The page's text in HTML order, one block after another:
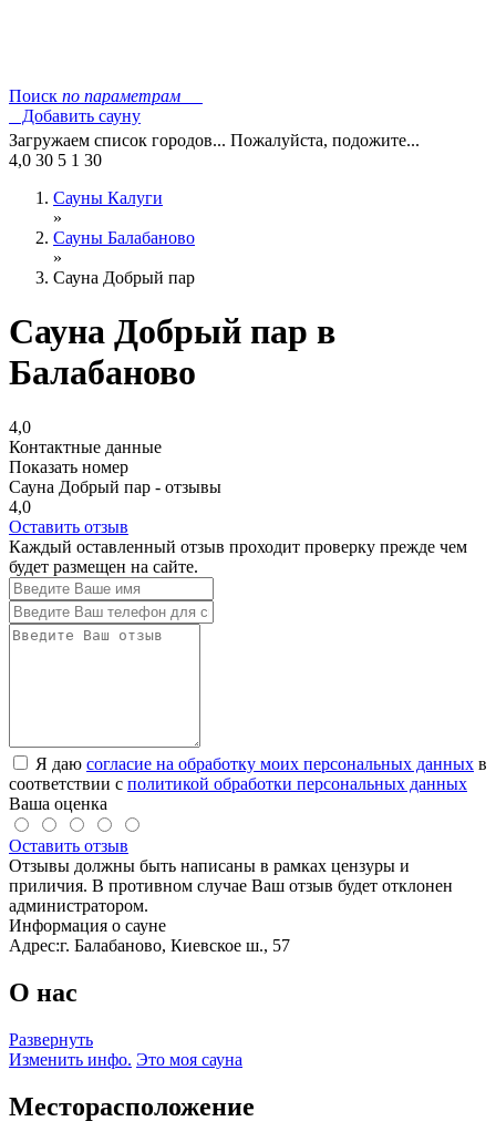
Поиск по параметрам
Добавить сауну
Загружаем список городов... Пожалуйста, подожите...
4,0 30 5 1 30
Сауны Калуги
»
Сауны Балабаново
»
Сауна Добрый пар
Сауна Добрый пар в
Балабаново
4,0
Контактные данные
Показать номер
Сауна Добрый пар - отзывы
4,0
Оставить отзыв
Каждый оставленный отзыв проходит проверку прежде чем
будет размещен на сайте.
Я даю согласие на обработку моих персональных данных в
соответствии с политикой обработки персональных данных
Ваша оценка
Оставить отзыв
Отзывы должны быть написаны в рамках цензуры и
приличия. В противном случае Ваш отзыв будет отклонен
администратором.
Информация о сауне
Адрес:г. Балабаново, Киевское ш., 57
О нас
Развернуть
Изменить инфо. Это моя сауна
Месторасположение